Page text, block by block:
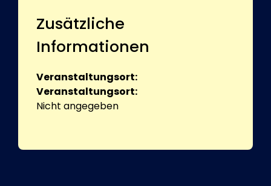
Zusätzliche
Informationen
Veranstaltungsort:
Veranstaltungsort:
Nicht angegeben